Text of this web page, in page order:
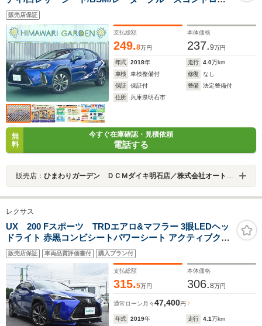
ル/クリアランスソナー/LEDヘッドライト/シートヒータ
ー/ステアリングヒーター/パワーゲート/パワーシー
ト/ETC
販売店保証
支払総額
249.8万円
本体価格
237.9万円
年式 2018年 走行 4.0万km
車検
車検整備付 修復
なし
保証
保証付 整備
法定整備付
住所
兵庫県明石市
無
料
今すぐ在庫確認・見積依頼
電話する
販売店： ひまわりガーデン ＤＣＭダイキ明石店／株式会社オートスタイルトレーディング
レクサス
UX 200 Fスポーツ TRDエアロ&マフラー 3眼LEDヘッ
ドライト 赤黒コンビシートパワーシート アクティブクル
ーズ ステアリングヒーター ETC2.0 ドラレコ 前後クリア
ランスソナ
販売店保証 車両品質評価書付 購入プラン付
支払総額
315.5万円
本体価格
306.8万円
通常ローン 月々47,400円
年式 2019年 走行 4.1万km